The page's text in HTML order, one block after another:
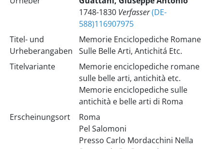
1748-1830 Verfasser(DE-
588)116907975
Titel- und
Urheberangaben
Memorie Enciclopediche Romane
Sulle Belle Arti, Antichitá Etc.
Titelvariante
Memorie enciclopediche romane
sulle belle arti, antichità etc.
Memorie enciclopediche sulle
antichità e belle arti di Roma
Erscheinungsort
Roma
Pel Salomoni
Presso Carlo Mordacchini Nella